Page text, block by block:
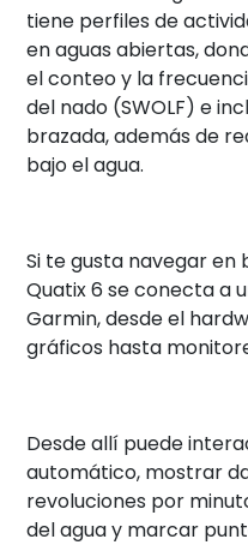
tiene perfiles de
en aguas abiertas,
el conteo y la
del nado (SWOLF) e
brazada, además de
bajo el agua.
Si te gusta navegar en
Quatix 6 se conecta a
Garmin, desde el
gráficos hasta
Desde allí puede
automático, mostrar
revoluciones por
del agua y marcar